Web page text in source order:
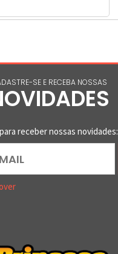
SE E RECEBA NOSSAS
receber nossas novidades: